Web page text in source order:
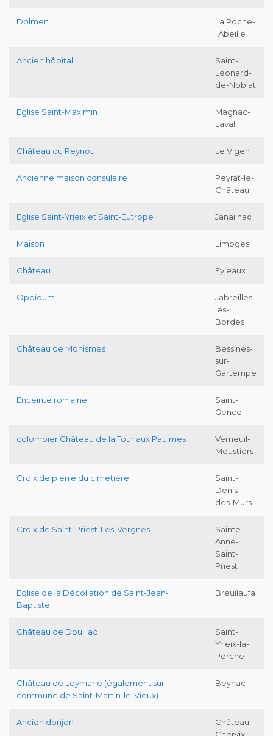
Dolmen
La Roche-
l'Abeille
Ancien hôpital
Saint-
Léonard-
de-Noblat
Eglise Saint-Maximin
Magnac-
Laval
Château du Reynou Le Vigen
Ancienne maison consulaire
Peyrat-le-
Château
Eglise Saint-Yrieix et Saint-Eutrope Janailhac
Maison Limoges
Château Eyjeaux
Oppidum
Jabreilles-
les-
Bordes
Château de Monismes
Bessines-
sur-
Gartempe
Enceinte romaine
Saint-
Gence
colombier Château de la Tour aux Paulmes
Verneuil-
Moustiers
Croix de pierre du cimetière
Saint-
Denis-
des-Murs
Croix de Saint-Priest-Les-Vergnes
Sainte-
Anne-
Saint-
Priest
Eglise de la Décollation de Saint-Jean-
Baptiste
Breuilaufa
Château de Douillac
Saint-
Yrieix-la-
Perche
Château de Leymarie (également sur
commune de Saint-Martin-le-Vieux)
Beynac
Ancien donjon
Château-
Chervix